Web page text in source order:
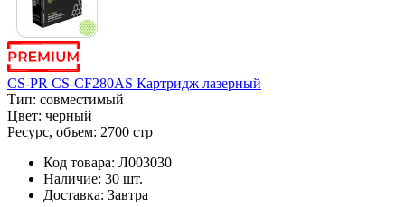
CS-PR CS-CF280AS Картридж лазерный
Тип: совместимый
Цвет: черный
Ресурс, объем: 2700 стр
Код товара: Л003030
Наличие: 30 шт.
Доставка: Завтра